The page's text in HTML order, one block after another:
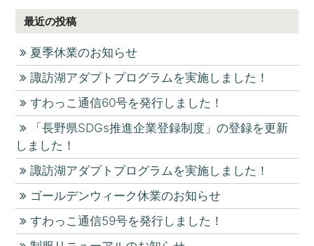
最近の投稿
夏季休業のお知らせ
諏訪湖アダプトプログラムを実施しました！
すわっこ通信60号を発行しました！
「長野県SDGs推進企業登録制度」の登録を更新
しました！
諏訪湖アダプトプログラムを実施しました！
ゴールデンウィーク休業のお知らせ
すわっこ通信59号を発行しました！